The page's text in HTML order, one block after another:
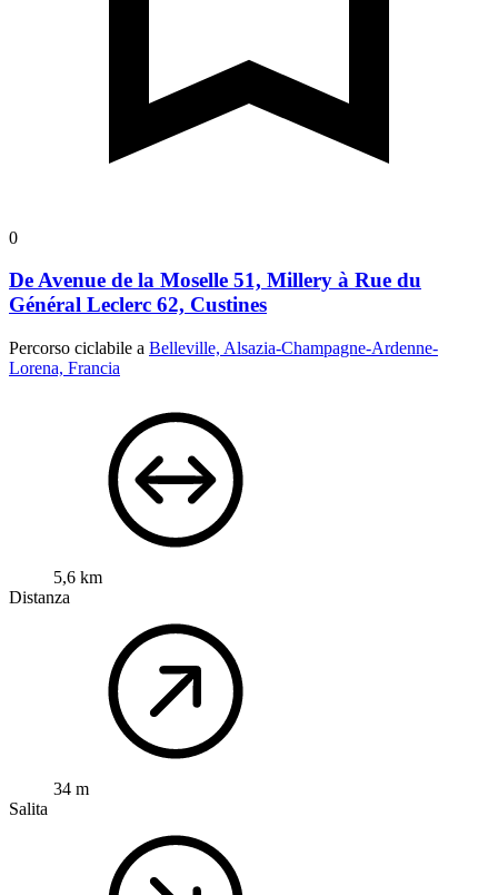
0
De Avenue de la Moselle 51, Millery à Rue du
Général Leclerc 62, Custines
Percorso ciclabile a Belleville, Alsazia-Champagne-Ardenne-
Lorena, Francia
5,6 km
Distanza
34 m
Salita